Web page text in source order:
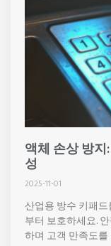
액체 손상 방
성
2025-11-01
산업용 방수 키패
부터 보호하세요.
하며 고객 만족도를